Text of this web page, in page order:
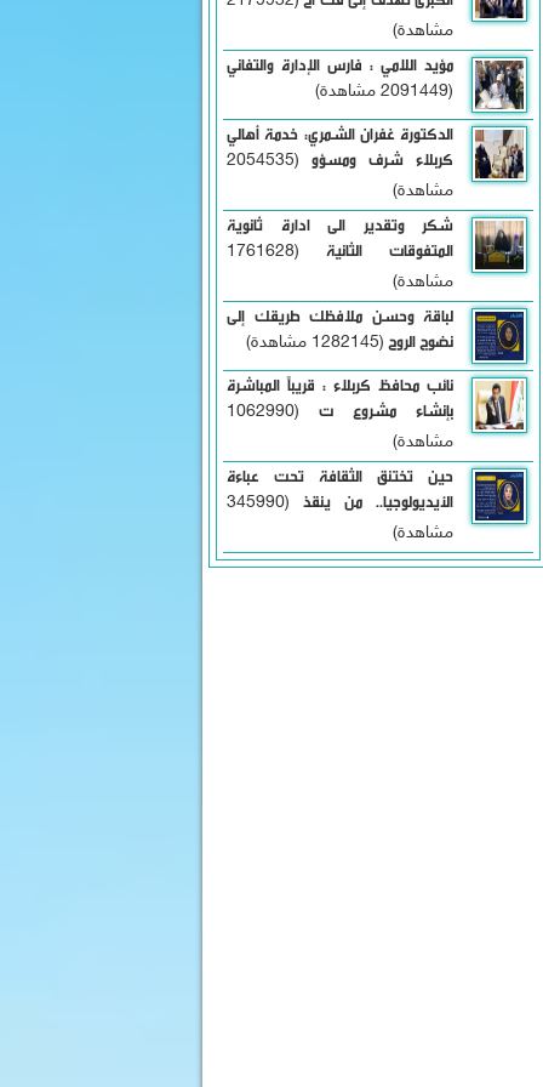
مشاهدة)
مؤيد اللامي : فارس الإدارة والتفاني
(2091449 مشاهدة)
الدكتورة غفران الشمري: خدمة أهالي
كربلاء شرف ومسؤو
(2054535
مشاهدة)
شكر وتقدير الى ادارة ثانوية
المتفوقات الثانية
(1761628
مشاهدة)
لباقة وحسن ملافظك طريقك إلى
نضوج الروح (1282145 مشاهدة)
نائب محافظ كربلاء : قريباً المباشرة
بإنشاء مشروع ت
(1062990
مشاهدة)
حين تختنق الثقافة تحت عباءة
الأيديولوجيا.. من ينقذ
(345990
مشاهدة)